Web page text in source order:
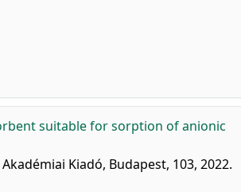
suitable for sorption of anionic
Kiadó, Budapest, 103, 2022.